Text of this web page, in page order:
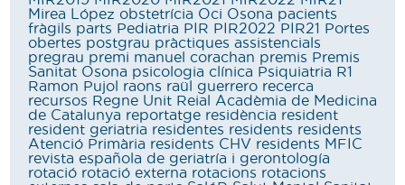
Mirea López obstetrícia Oci Osona pacients
fràgils parts Pediatria PIR PIR2022 PIR21 Portes
obertes postgrau pràctiques assistencials
pregrau premi manuel corachan premis Premis
Sanitat Osona psicologia clínica Psiquiatria R1
Ramon Pujol
raons raül guerrero recerca
recursos Regne Unit Reial Acadèmia de Medicina
de Catalunya reportatge residència resident
resident geriatria residentes residents residents
Atenció Primària residents CHV residents MFIC
revista española de geriatría i gerontología
rotació rotació externa rotacions rotacions